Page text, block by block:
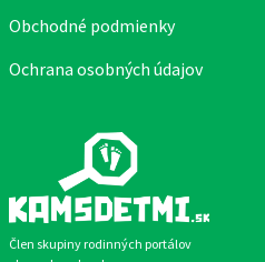
Člen skupiny rodinných portálov
Obchodné podmienky
Ochrana osobných údajov